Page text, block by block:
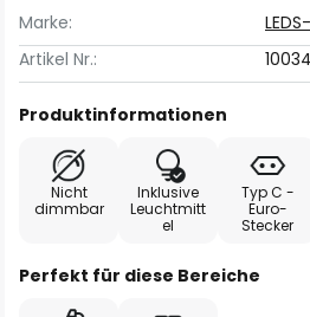
Marke:
Artikel Nr.:
Produktinformationen
Nicht
dimmbar
Inklusive
Leuchtmitt
el
Typ C -
Euro-
Stecker
Perfekt für diese Bereiche